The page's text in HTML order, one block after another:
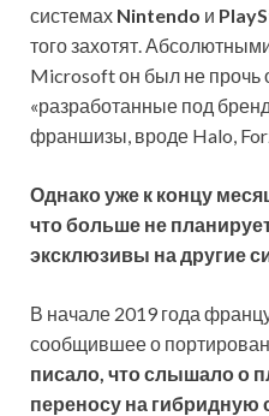
системах Nintendo и
того захотят.
Microsoft он был не прочь
«разработанные под
франшизы, вроде Halo,
Однако уже к концу
что больше не
эксклюзивы на другие
В начале 2019 года
сообщившее о
писало, что слышало о
переносу на гибридную